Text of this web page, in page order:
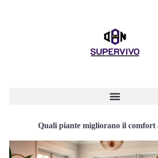
Quali piante migliorano il comfort